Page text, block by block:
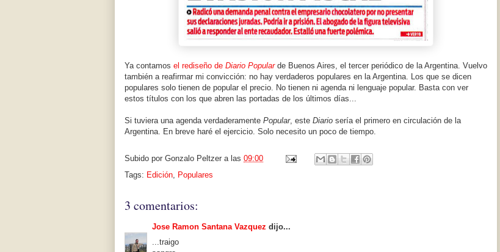
Ya contamos el rediseño de Diario Popularde Buenos Aires, el tercer periódico de la Argentina. Vuelvo
también a reafirmar mi convicción: no hay verdaderos populares en la Argentina. Los que se dicen
populares solo tienen de popular el precio. No tienen ni agenda ni lenguaje popular. Basta con ver
estos títulos con los que abren las portadas de los últimos días...
Si tuviera una agenda verdaderamente Popular, este Diario sería el primero en circulación de la
Argentina. En breve haré el ejercicio. Solo necesito un poco de tiempo.
Subido por Gonzalo Peltzer a las 09:00
Tags: Edición, Populares
3 comentarios:
Jose Ramon Santana Vazquez dijo...
...traigo